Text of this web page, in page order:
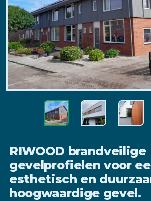
RIWOOD brandveilige
gevelprofielen voor
esthetisch en
hoogwaardige gevel.